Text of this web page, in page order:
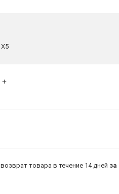
X5
возврат товара в течение 14 дней за